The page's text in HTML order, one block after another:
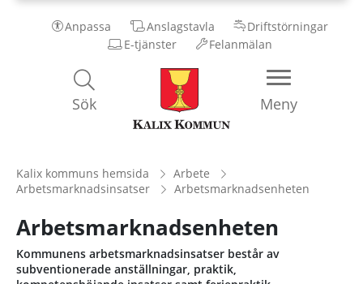
Anpassa Anslagstavla
Driftstörningar
E-tjänster
Felanmälan
Kalix
Kommun
Meny
Sök
Kalix kommuns hemsida
Arbete
Arbetsmarknadsinsatser
Arbetsmarknadsenheten
Arbetsmarknadsenheten
Kommunens arbetsmarknadsinsatser består av
subventionerade anställningar, praktik,